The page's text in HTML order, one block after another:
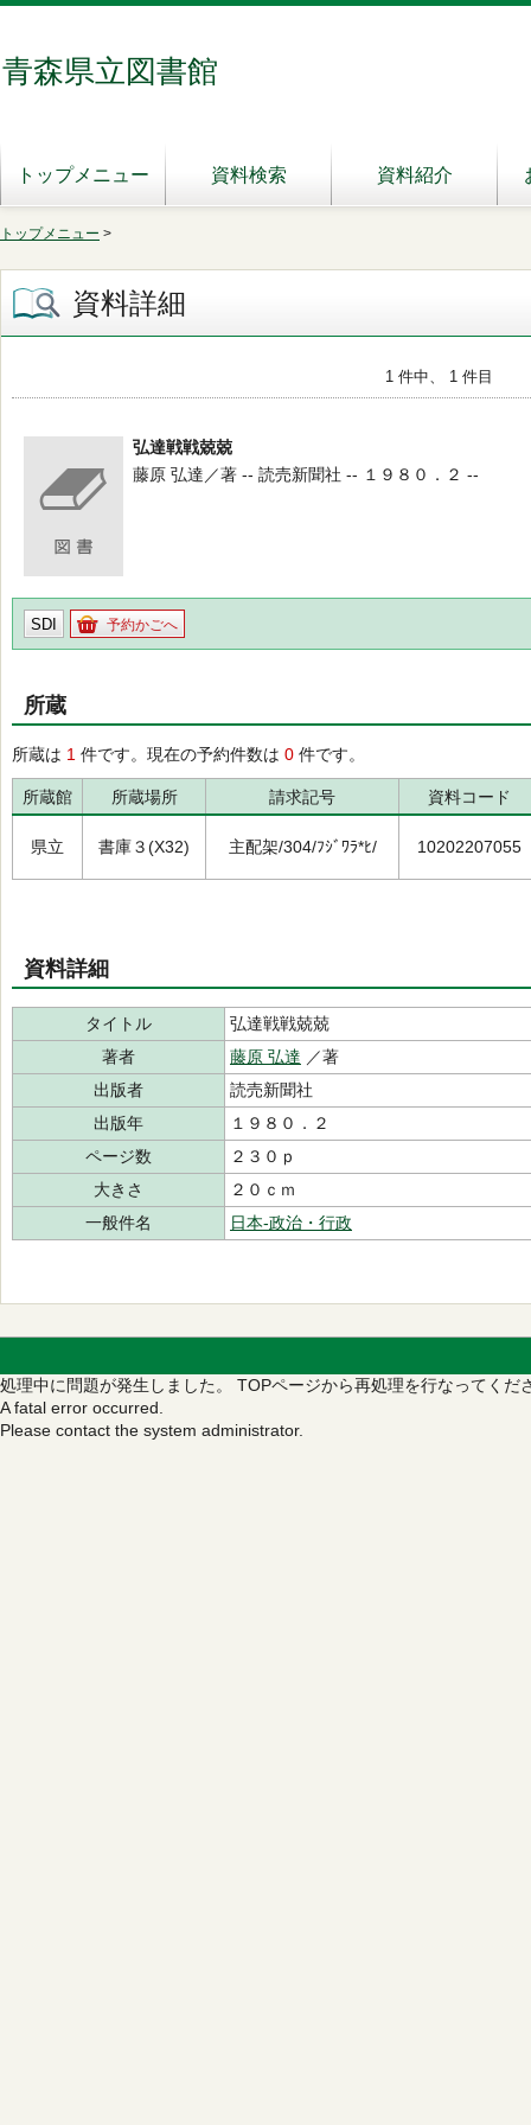
青森県立図書館
トップメニュー 資料検索 資料紹介
トップメニュー >
資料詳細
1 件中、 1 件目
弘達戦戦兢兢
藤原 弘達／著 -- 読売新聞社 -- １９８０．２ --
SDI 予約かごへ
所蔵
所蔵は 1 件です。現在の予約件数は 0 件です。
所蔵館 所蔵場所 請求記号 資料コード
県立 書庫３(X32) 主配架/304/ﾌｼﾞﾜﾗ*ﾋ/ 10202207055
資料詳細
タイトル
弘達戦戦兢兢
著者
藤原 弘達 ／著
出版者
読売新聞社
出版年
１９８０．２
ページ数
２３０ｐ
大きさ
２０ｃｍ
一般件名
日本-政治・行政
処理中に問題が発生しました。 TOPページから再処理を行なってくだ
A fatal error occurred.
Please contact the system administrator.